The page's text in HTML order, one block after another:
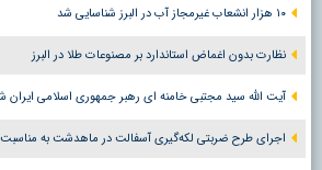
۱۰ هزار انشعاب غیرمجاز آب در البرز شناسایی شد
نظارت بدون اغماض استاندارد بر مصنوعات طلا در البرز
آیت الله سید مجتبی خامنه ای رهبر جمهوری اسلامی ایران
اجرای طرح ضربتی لکه‌گیری آسفالت در ماهدشت به مناسبت